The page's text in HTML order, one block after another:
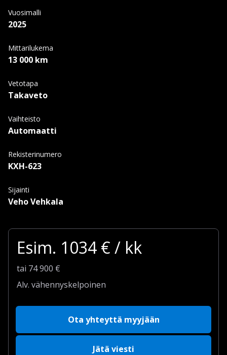
Vuosimalli
2025
Mittarilukema
13 000 km
Vetotapa
Takaveto
Vaihteisto
Automaatti
Rekisterinumero
KXH-623
Sijainti
Veho Vehkala
Esim. 1034 € / kk
tai 74 900 €
Alv. vähennyskelpoinen
Ota yhteyttä myyjään
Jätä viesti